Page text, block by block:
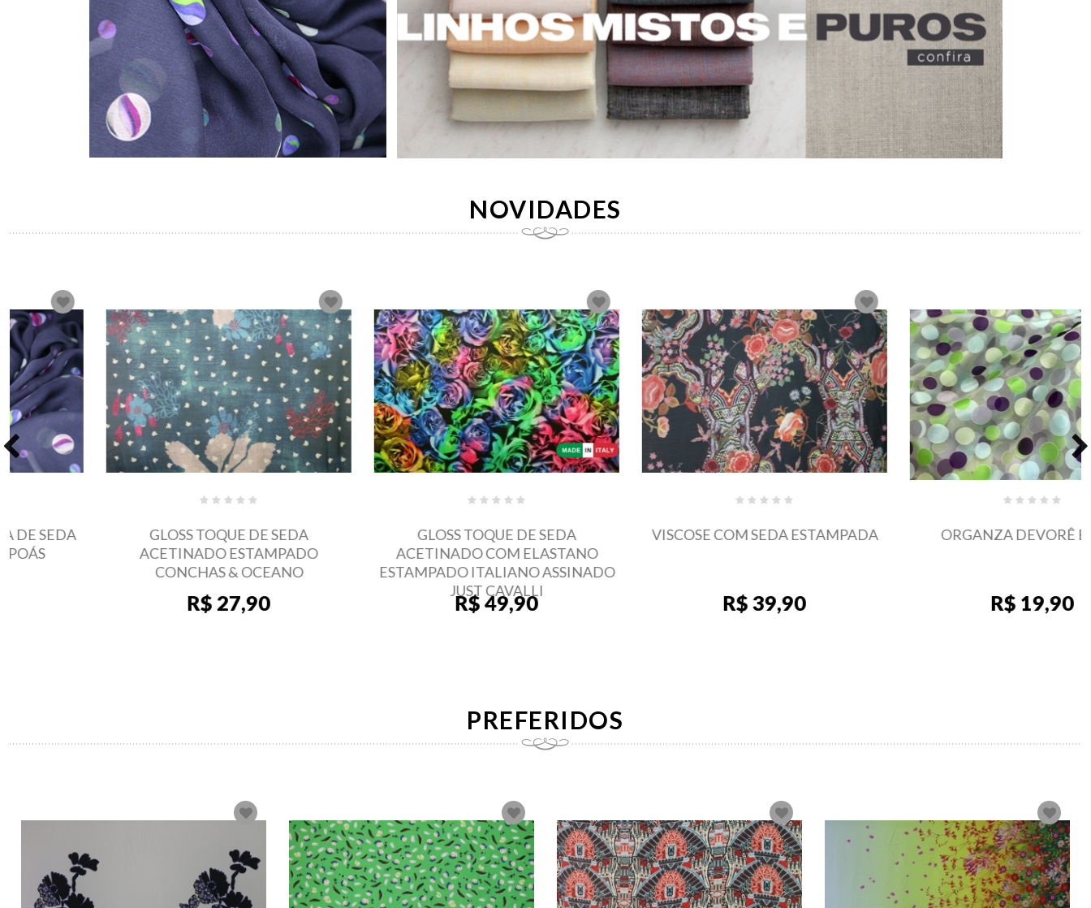
NOVIDADES
GLOSS TOQUE DE SEDA
ACETINADO ESTAMPADO
CONCHAS & OCEANO
GLOSS TOQUE DE SEDA
ACETINADO COM ELASTANO
ESTAMPADO ITALIANO ASSINADO
JUST CAVALLI
R$ 49,90
VISCOSE COM SEDA ESTAMPADA ORGANZA DEVORÊ BOLAS
PREFERIDOS